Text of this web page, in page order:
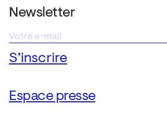
Newsletter
Espace presse